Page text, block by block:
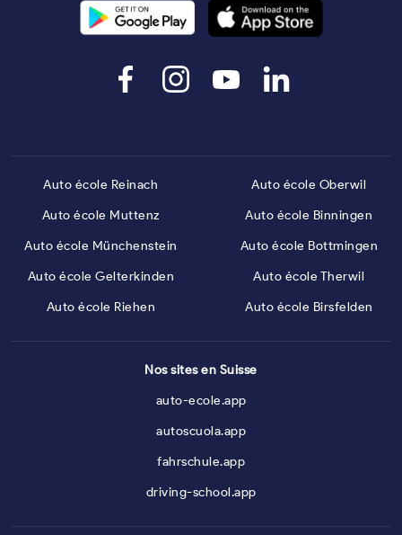
Auto école Reinach
Auto école Muttenz
Auto école Münchenstein
Auto école Gelterkinden
Auto école Riehen
Auto école Oberwil
Auto école Binningen
Auto école Bottmingen
Auto école Therwil
Auto école Birsfelden
Nos sites en Suisse
auto-ecole.app
autoscuola.app
fahrschule.app
driving-school.app